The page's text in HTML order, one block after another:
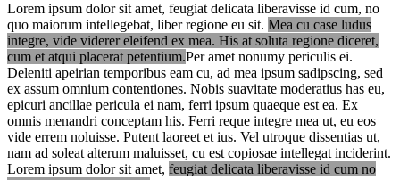
Lorem ipsum dolor sit amet, feugiat delicata liberavisse id cum, no
quo maiorum intellegebat, liber regione eu sit. Mea cu case ludus
integre, vide viderer eleifend ex mea. His at soluta regione diceret,
cum et atqui placerat petentium.Per amet nonumy periculis ei.
Deleniti apeirian temporibus eam cu, ad mea ipsum sadipscing, sed
ex assum omnium contentiones. Nobis suavitate moderatius has eu,
epicuri ancillae pericula ei nam, ferri ipsum quaeque est ea. Ex
omnis menandri conceptam his. Ferri reque integre mea ut, eu eos
vide errem noluisse. Putent laoreet et ius. Vel utroque dissentias ut,
nam ad soleat alterum maluisset, cu est copiosae intellegat inciderint.
Lorem ipsum dolor sit amet, feugiat delicata liberavisse id cum no